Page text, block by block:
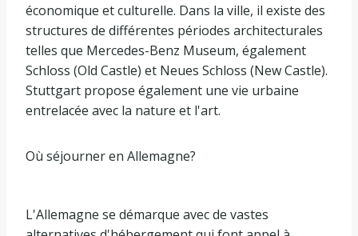
économique et culturelle. Dans la ville, il existe des
structures de différentes périodes architecturales
telles que Mercedes-Benz Museum, également
Schloss (Old Castle) et Neues Schloss (New Castle).
Stuttgart propose également une vie urbaine
entrelacée avec la nature et l'art.
Où séjourner en Allemagne?
L'Allemagne se démarque avec de vastes